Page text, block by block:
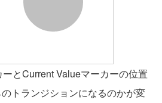
とCurrent Valueマーカーの位置
トランジションになるのかが変